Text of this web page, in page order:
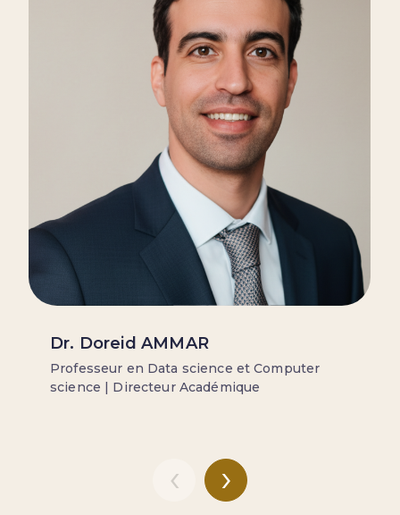
Dr. Doreid AMMAR
Professeur en Data science et Computer
science | Directeur Académique
‹ ›